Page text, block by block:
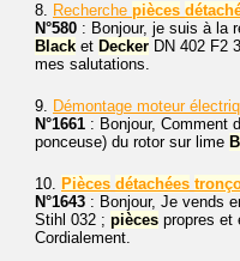
8. Recherche pièces
N°580 : Bonjour, je suis à la
Black et Decker DN 402 F2
mes salutations.
9. Démontage moteur
N°1661 : Bonjour, Comment
ponceuse) du rotor sur lime
10. Pièces détachées
N°1643 : Bonjour, Je vends
Stihl 032 ; pièces propres et
Cordialement.